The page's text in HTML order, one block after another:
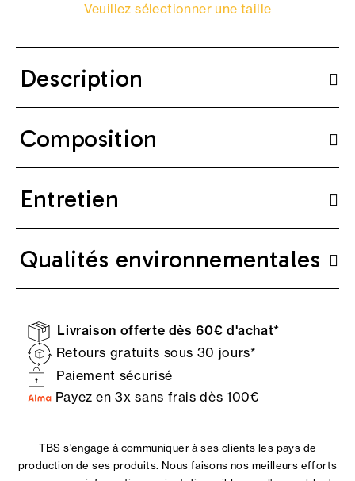
Veuillez sélectionner une taille
Description
Composition
Entretien
Qualités environnementales
Livraison offerte dès 60€ d'achat*
Retours gratuits sous 30 jours*
Paiement sécurisé
Payez en 3x sans frais dès 100€
TBS s'engage à communiquer à ses clients les pays de
production de ses produits. Nous faisons nos meilleurs efforts